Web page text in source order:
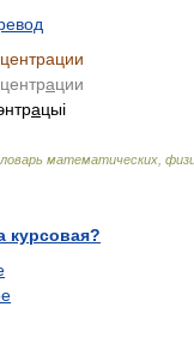
ации
ацыі
математических,
курсовая?